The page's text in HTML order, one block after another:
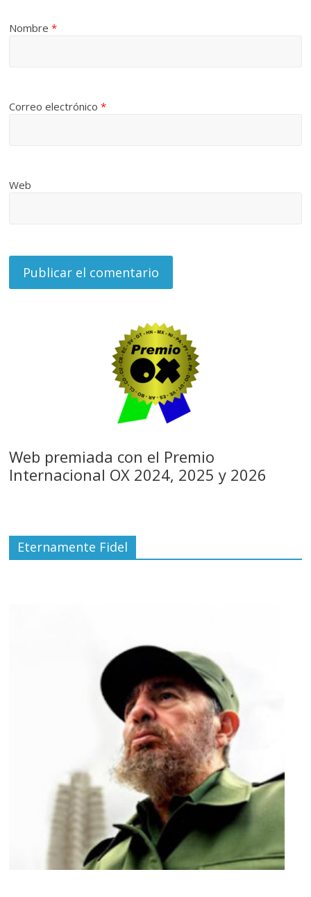
Nombre*
Correo electrónico*
Web
Web premiada con el Premio
Internacional OX 2024, 2025 y 2026
Eternamente Fidel